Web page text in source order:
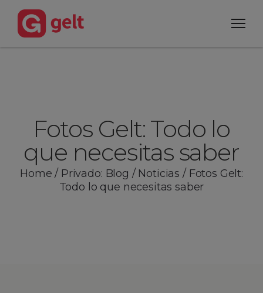
Fotos Gelt: Todo lo
que necesitas saber
Home / Privado: Blog / Noticias /Fotos Gelt:
Todo lo que necesitas saber